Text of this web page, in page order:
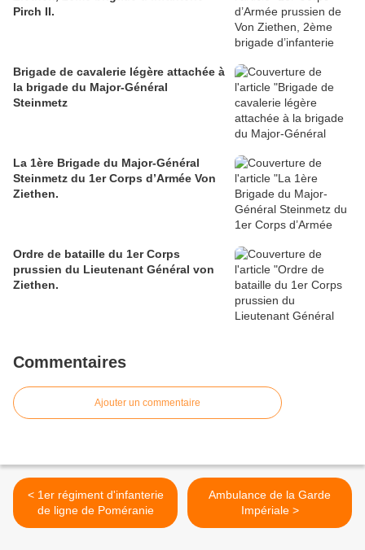
Pirch II.
Brigade de cavalerie légère attachée à
la brigade du Major-Général
Steinmetz
La 1ère Brigade du Major-Général
Steinmetz du 1er Corps d’Armée Von
Ziethen.
Ordre de bataille du 1er Corps
prussien du Lieutenant Général von
Ziethen.
Commentaires
Ajouter un commentaire
< 1er régiment d'infanterie
de ligne de Poméranie
Ambulance de la Garde
Impériale >